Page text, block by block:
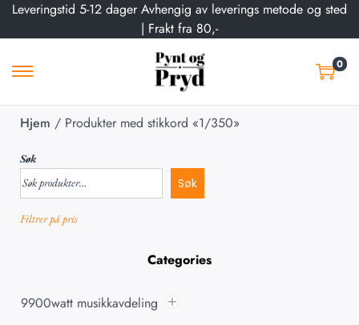
Leveringstid 5-12 dager Avhengig av leverings metode og sted
| Frakt fra 80,-
0
Hjem / Produkter med stikkord «1/350»
Søk
Søk
Filtrer på pris
Categories
9900watt musikkavdeling